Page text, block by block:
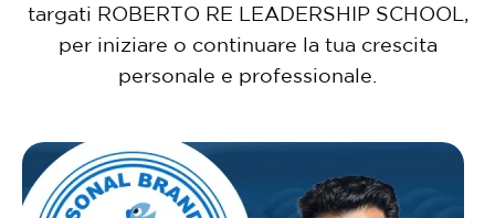
targati ROBERTO RE LEADERSHIP SCHOOL,
per iniziare o continuare la tua crescita
personale e professionale.